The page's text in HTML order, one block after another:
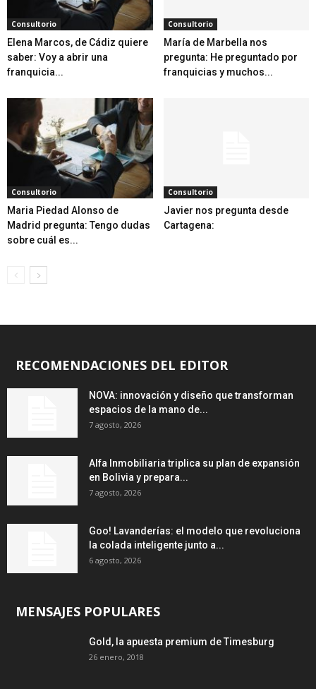
Consultorio
Elena Marcos, de Cádiz quiere
saber: Voy a abrir una
franquicia...
Consultorio
María de Marbella nos
pregunta: He preguntado por
franquicias y muchos...
Consultorio
Maria Piedad Alonso de
Madrid pregunta: Tengo dudas
sobre cuál es...
Consultorio
Javier nos pregunta desde
Cartagena:
RECOMENDACIONES DEL EDITOR
NOVA: innovación y diseño que transforman
espacios de la mano de...
7 agosto, 2026
Alfa Inmobiliaria triplica su plan de expansión
en Bolivia y prepara...
7 agosto, 2026
Goo! Lavanderías: el modelo que revoluciona
la colada inteligente junto a...
6 agosto, 2026
MENSAJES POPULARES
Gold, la apuesta premium de Timesburg
26 enero, 2018